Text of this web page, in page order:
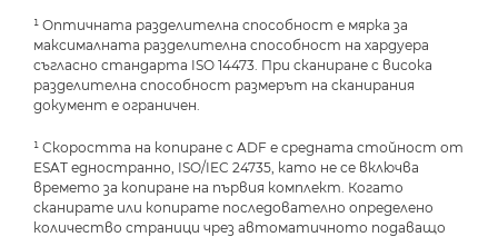
¹ Оптичната разделителна способност е мярка за
максималната разделителна способност на хардуера
съгласно стандарта ISO 14473. При сканиране с висока
разделителна способност размерът на сканирания
документ е ограничен.
¹ Скоростта на копиране с ADF е средната стойност от
ESAT едностранно, ISO/IEC 24735, като не се включва
времето за копиране на първия комплект. Когато
сканирате или копирате последователно определено
количество страници чрез автоматичното подаващо